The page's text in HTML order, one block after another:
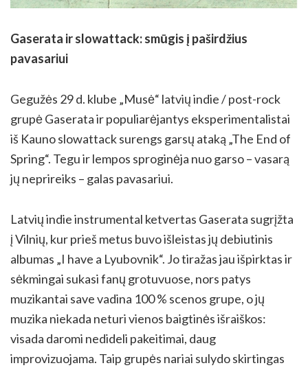
Gaserata ir slowattack: smūgis į paširdžius
pavasariui
Gegužės 29 d. klube „Musė“ latvių indie / post-rock
grupė Gaserata ir populiarėjantys eksperimentalistai
iš Kauno slowattack surengs garsų ataką „The End of
Spring“. Tegu ir lempos sproginėja nuo garso – vasarą
jų neprireiks – galas pavasariui.
Latvių indie instrumental ketvertas Gaserata sugrįžta
į Vilnių, kur prieš metus buvo išleistas jų debiutinis
albumas „I have a Lyubovnik“. Jo tiražas jau išpirktas ir
sėkmingai sukasi fanų grotuvuose, nors patys
muzikantai save vadina 100 % scenos grupe, o jų
muzika niekada neturi vienos baigtinės išraiškos:
visada daromi nedideli pakeitimai, daug
improvizuojama. Taip grupės nariai sulydo skirtingas